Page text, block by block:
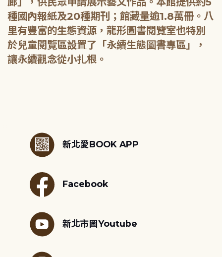
種國內報紙及20種期刊；館藏量逾1.8萬冊。八
里有豐富的生態資源，龍形圖書閱覽室也特別
於兒童閱覽區設置了「永續生態圖書專區」，
新北愛BOOK APP
Facebook
新北市圖Youtube